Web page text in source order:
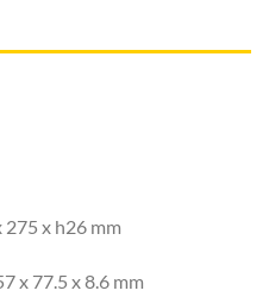
275 x h26 mm
x 77.5 x 8.6 mm